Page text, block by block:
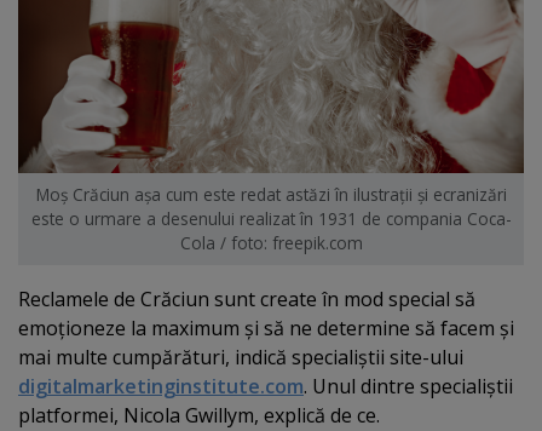
Moş Crăciun aşa cum este redat astăzi în ilustraţii şi ecranizări
este o urmare a desenului realizat în 1931 de compania Coca-
Cola / foto: freepik.com
Reclamele de Crăciun sunt create în mod special să
emoţioneze la maximum şi să ne determine să facem şi
mai multe cumpărături, indică specialiştii site-ului
digitalmarketinginstitute.com. Unul dintre specialiştii
platformei, Nicola Gwillym, explică de ce.